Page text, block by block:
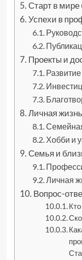
Старт в мире
Успехи в
Проекты и
Личная
Хобби и
Семья и
Личная
Вопрос-